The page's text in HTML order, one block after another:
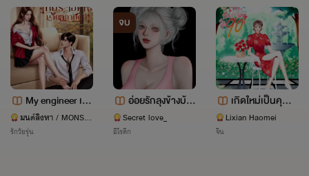
My engineer เกี
ยร์ล็อคใจนายสถ
าปัตย์🔥อ่านฟรี
มนต์สิงหา / MONSIN
GHA
รักวัยรุ่น
จบ
อ่อยรักลุงข้างบ้า
น (มี E-book)
Secret love_
อีโรติก
เกิดใหม่เป็นคุณห
นูในยุค 90s
Lixian Haomei
จีน